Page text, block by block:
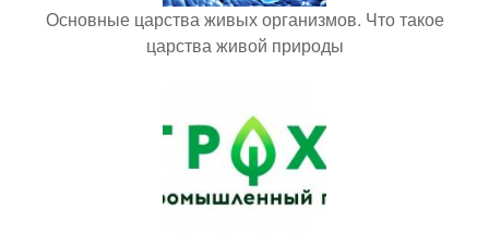
Основные царства живых организмов. Что такое
царства живой природы